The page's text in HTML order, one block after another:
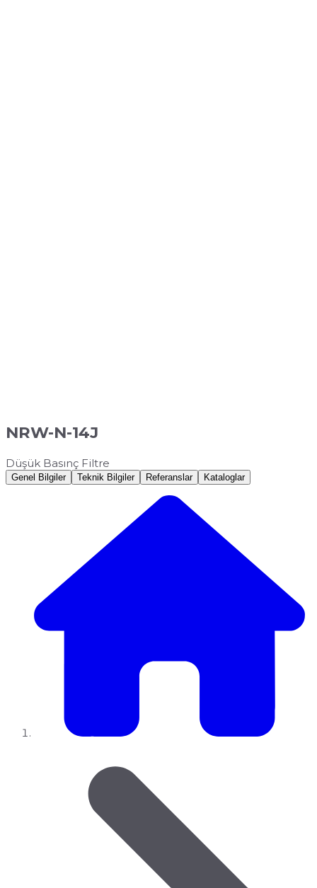
NRW-N-14J
Düşük Basınç Filtre
Genel Bilgiler Teknik Bilgiler Referanslar Kataloglar